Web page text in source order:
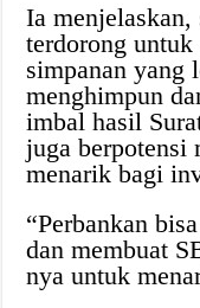
Ia menjelaskan,
terdorong untuk
simpanan yang
menghimpun
imbal hasil
juga berpotensi
menarik bagi
“Perbankan
dan membuat
nya untuk